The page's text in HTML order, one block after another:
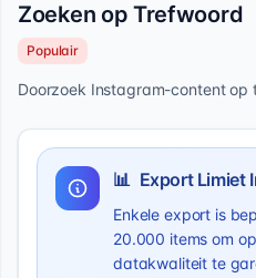
Zoeken op Trefwoord
Populair
Doorzoek Instagram-content op
📊 Export Limiet
Enkele export is
20.000 items om
datakwaliteit te